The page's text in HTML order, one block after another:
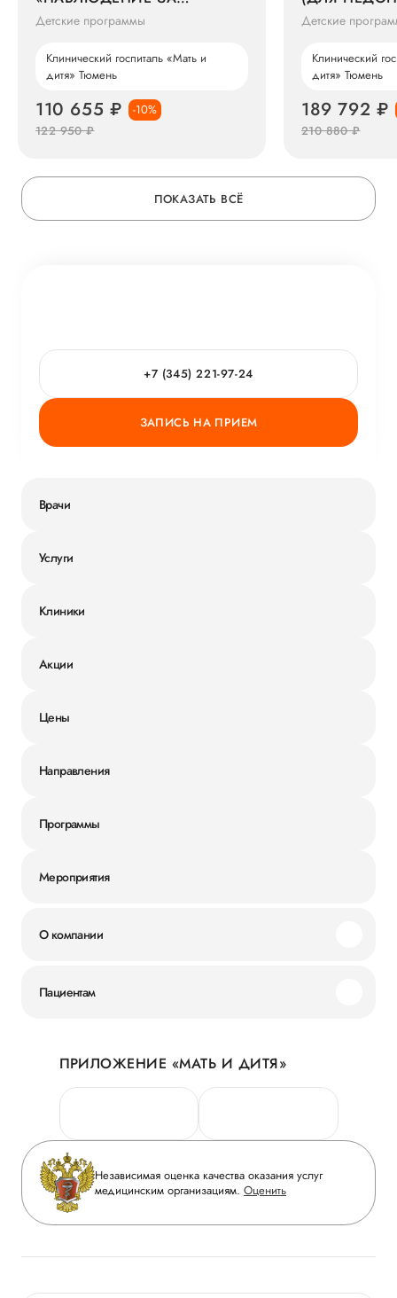
СОСТОЯНИЕМ ЗДОРОВЬЯ
ГОДА»
Детские программы
Клинический госпиталь «Мать и
дитя» Тюмень
110 655 ₽
-10%
122 950 ₽
ДЕТЕЙ)
Детские
Клинический
дитя» Тюмень
189 792 ₽
210 880 ₽
ПОКАЗАТЬ ВСЁ
+7 (345) 221-97-24
ЗАПИСЬ НА ПРИЕМ
Врачи
Услуги
Клиники
Акции
Цены
Направления
Программы
Мероприятия
О компании
Новости
Руководство
Сотрудничество
Инвесторам
Журнал «Мать и дитя»
Вакансии
Медицинский туризм
Пациентам
Личный кабинет
Персональные данные
Горячая линия качества
Вопрос-ответ
Приложение пациента
Статьи
ПРИЛОЖЕНИЕ «МАТЬ И ДИТЯ»
Независимая оценка качества оказания услуг
медицинским организациям. Оценить